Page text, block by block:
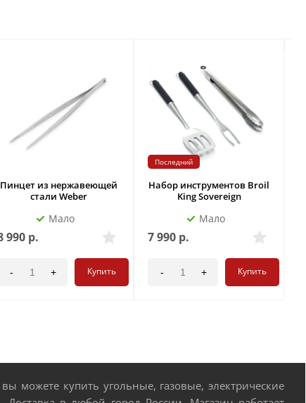
Пинцет из нержавеющей
стали Weber
Мало
990 р.
- + Купить
Последний
Набор инструментов Broil
King Sovereign
Мало
7 990 р.
- + Купить
купить угольные, газовые, электрические